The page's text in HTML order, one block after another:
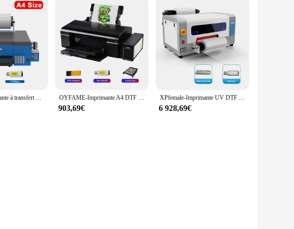
Turnsun-Imprimante à transfert A3 DTF pour Epson XPfemale, machine d'impression pour Économie, sacs à capuche OYFAME-Imprimante A4 DTF pour Epson L805, machine d'impression directe sur film pour vêtements en tissu et t-shirts
903,69€
XPfemale-Imprimante UV DTF A3 à pio, Machine d'Impression pour Autocollants UV, Impression sur Métal, Acrylique, Bois, Rouleau de Film
6 928,69€